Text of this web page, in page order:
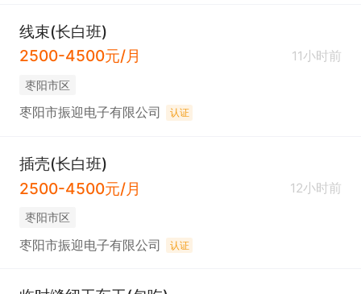
线束(长白班)
2500-4500元/月
11小时前
枣阳市区
枣阳市振迎电子有限公司 认证
插壳(长白班)
2500-4500元/月
12小时前
枣阳市区
枣阳市振迎电子有限公司 认证